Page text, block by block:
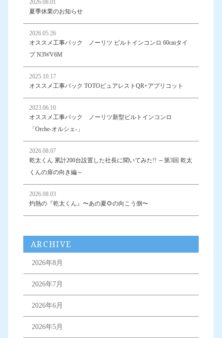
2026.08.01
夏季休業のお知らせ
2026.05.26
オススメ工事パック ノーリツ ビルトインコンロ 60cmタイ
プ N3WV6M
2025.10.17
オススメ工事パック TOTOピュアレストQR+アプリコット
2023.06.10
オススメ工事パック ノーリツ新型ビルトインコンロ
「Orche-オルシェ-」
2026.08.07
乾太くん 累計200台設置した社長に聞いてみた!! ～第3回 乾太
くんの扉の向き編～
2026.08.03
灼熱の『乾太くん』〜あの夏🌻の向こう側〜
ARCHIVE
2026年8月
2026年7月
2026年6月
2026年5月